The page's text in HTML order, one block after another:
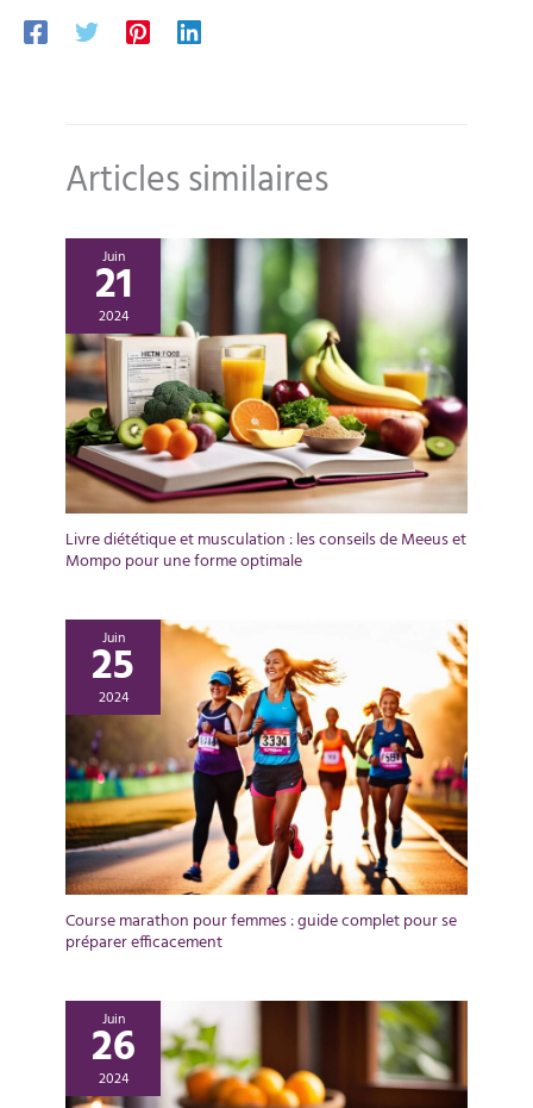
Articles similaires
Juin
21
2024
Livre diététique et musculation : les conseils de Meeus et
Mompo pour une forme optimale
Juin
25
2024
Course marathon pour femmes : guide complet pour se
préparer efficacement
Juin
26
2024